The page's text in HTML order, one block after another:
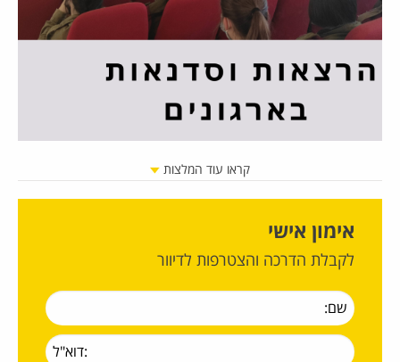
קראו עוד המלצות
אימון אישי
לקבלת הדרכה והצטרפות לדיוור